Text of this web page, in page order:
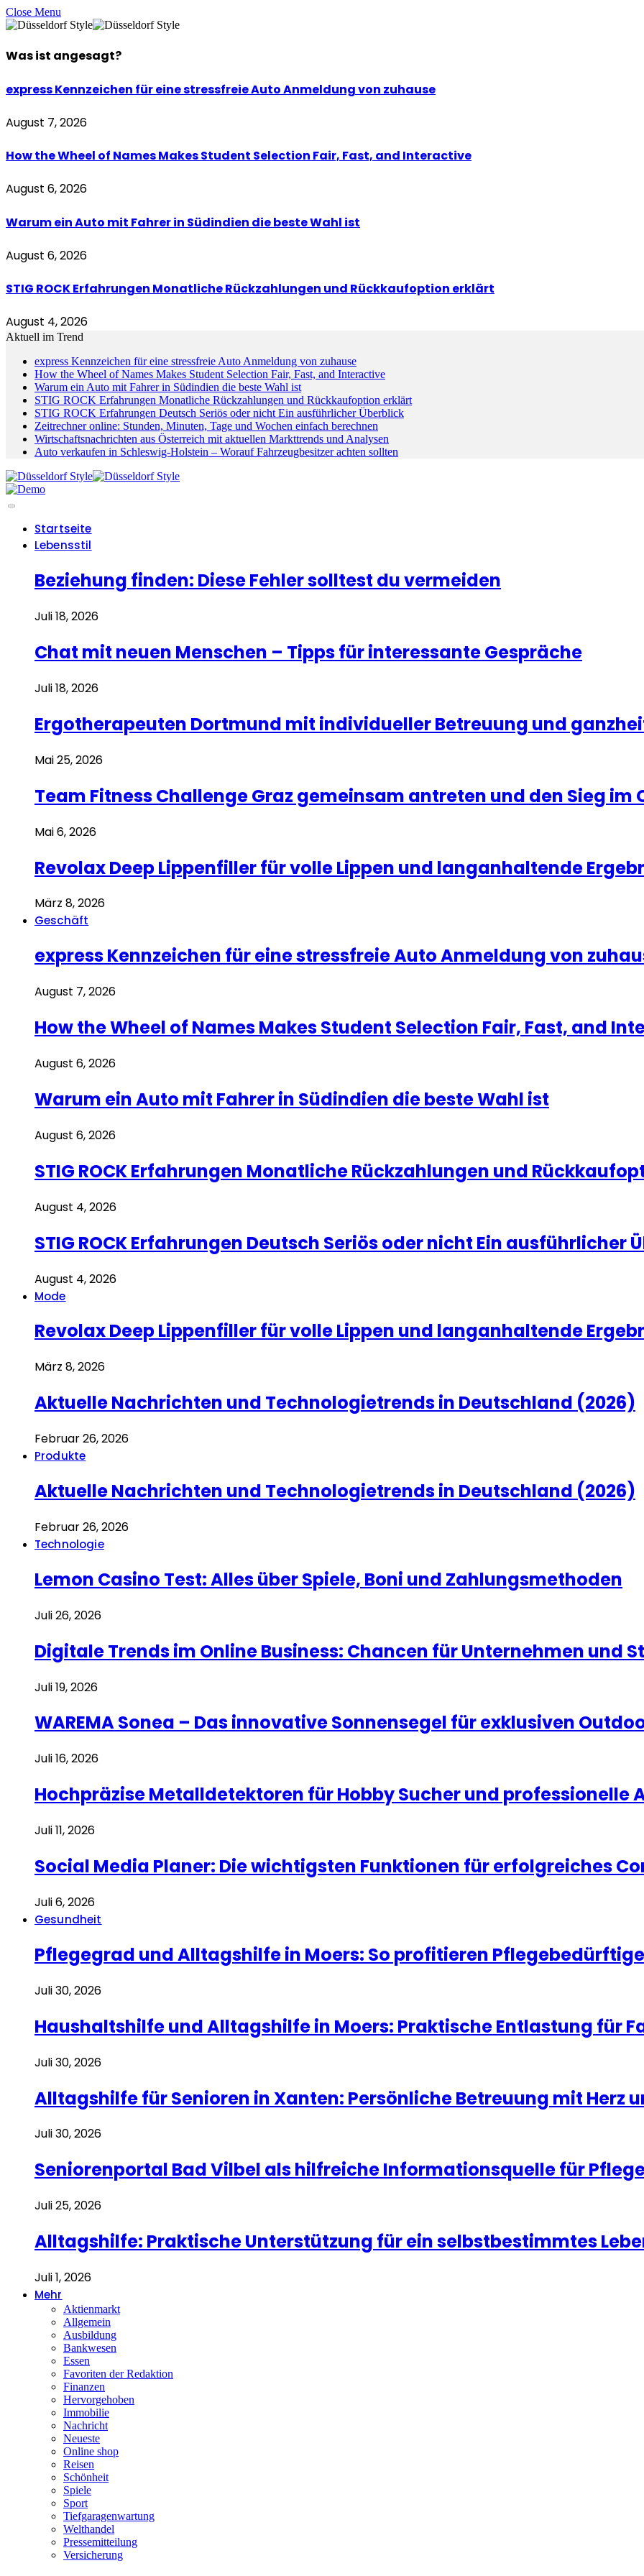
Close Menu
Was ist angesagt?
express Kennzeichen für eine stressfreie Auto Anmeldung von zuhause
August 7, 2026
How the Wheel of Names Makes Student Selection Fair, Fast, and Interactive
August 6, 2026
Warum ein Auto mit Fahrer in Südindien die beste Wahl ist
August 6, 2026
STIG ROCK Erfahrungen Monatliche Rückzahlungen und Rückkaufoption erklärt
August 4, 2026
Aktuell im Trend
express Kennzeichen für eine stressfreie Auto Anmeldung von zuhause
How the Wheel of Names Makes Student Selection Fair, Fast, and Interactive
Warum ein Auto mit Fahrer in Südindien die beste Wahl ist
STIG ROCK Erfahrungen Monatliche Rückzahlungen und Rückkaufoption erklärt
STIG ROCK Erfahrungen Deutsch Seriös oder nicht Ein ausführlicher Überblick
Zeitrechner online: Stunden, Minuten, Tage und Wochen einfach berechnen
Wirtschaftsnachrichten aus Österreich mit aktuellen Markttrends und Analysen
Auto verkaufen in Schleswig-Holstein – Worauf Fahrzeugbesitzer achten sollten
Startseite
Lebensstil
Beziehung finden: Diese Fehler solltest du vermeiden
Juli 18, 2026
Chat mit neuen Menschen – Tipps für interessante Gespräche
Juli 18, 2026
Ergotherapeuten Dortmund mit individueller Betreuung und
Mai 25, 2026
Team Fitness Challenge Graz gemeinsam antreten und den Sieg im
Mai 6, 2026
Revolax Deep Lippenfiller für volle Lippen und langanhaltende
März 8, 2026
Geschäft
express Kennzeichen für eine stressfreie Auto Anmeldung von
August 7, 2026
How the Wheel of Names Makes Student Selection Fair, Fast, and
August 6, 2026
Warum ein Auto mit Fahrer in Südindien die beste Wahl ist
August 6, 2026
STIG ROCK Erfahrungen Monatliche Rückzahlungen und
August 4, 2026
STIG ROCK Erfahrungen Deutsch Seriös oder nicht Ein ausführlicher
August 4, 2026
Mode
Revolax Deep Lippenfiller für volle Lippen und langanhaltende
März 8, 2026
Aktuelle Nachrichten und Technologietrends in Deutschland (2026)
Februar 26, 2026
Produkte
Aktuelle Nachrichten und Technologietrends in Deutschland (2026)
Februar 26, 2026
Technologie
Lemon Casino Test: Alles über Spiele, Boni und Zahlungsmethoden
Juli 26, 2026
Digitale Trends im Online Business: Chancen für Unternehmen und
Juli 19, 2026
WAREMA Sonea – Das innovative Sonnensegel für exklusiven
Juli 16, 2026
Hochpräzise Metalldetektoren für Hobby Sucher und professionelle
Juli 11, 2026
Social Media Planer: Die wichtigsten Funktionen für erfolgreiches
Juli 6, 2026
Gesundheit
Pflegegrad und Alltagshilfe in Moers: So profitieren
Juli 30, 2026
Haushaltshilfe und Alltagshilfe in Moers: Praktische Entlastung für
Juli 30, 2026
Alltagshilfe für Senioren in Xanten: Persönliche Betreuung mit Herz
Juli 30, 2026
Seniorenportal Bad Vilbel als hilfreiche Informationsquelle für
Juli 25, 2026
Alltagshilfe: Praktische Unterstützung für ein selbstbestimmtes
Juli 1, 2026
Mehr
Aktienmarkt
Allgemein
Ausbildung
Bankwesen
Essen
Favoriten der Redaktion
Finanzen
Hervorgehoben
Immobilie
Nachricht
Neueste
Online shop
Reisen
Schönheit
Spiele
Sport
Tiefgaragenwartung
Welthandel
Pressemitteilung
Versicherung